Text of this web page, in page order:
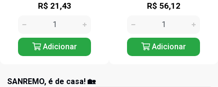
R$ 56,12
Adicionar
R$ 26,72
Adicionar
SANREMO, é de casa! 🏡